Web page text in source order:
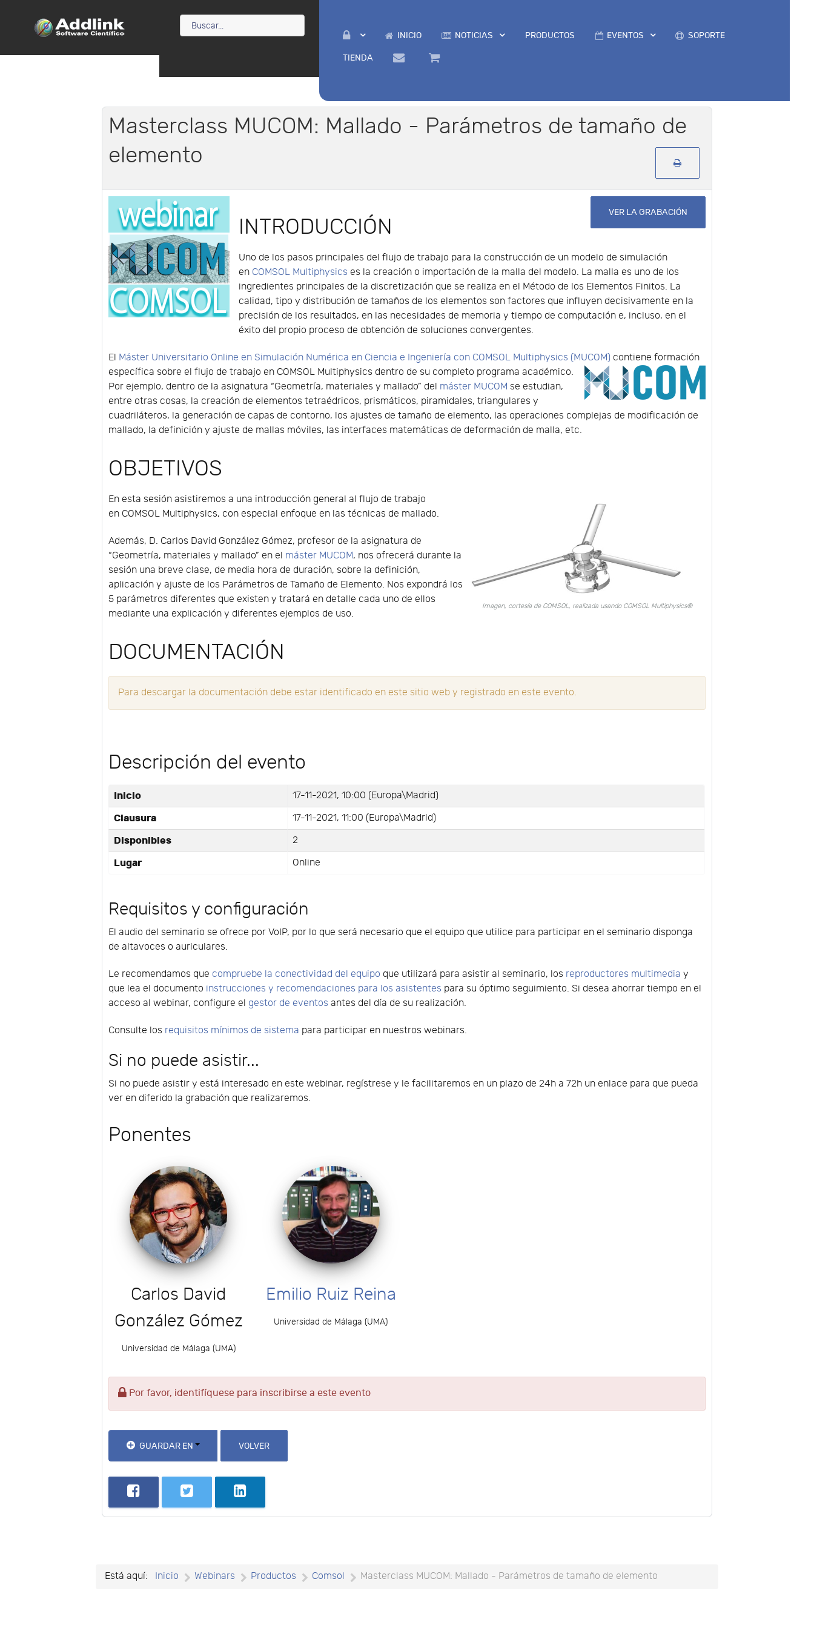
INICIO NOTICIAS PRODUCTOS EVENTOS SOPORTE
TIENDA
Masterclass MUCOM: Mallado - Parámetros de tamaño de
elemento
VER LA GRABACIÓN
INTRODUCCIÓN
Uno de los pasos principales del flujo de trabajo para la construcción de un modelo de simulación
en COMSOL Multiphysics es la creación o importación de la malla del modelo. La malla es uno de los
ingredientes principales de la discretización que se realiza en el Método de los Elementos Finitos. La
calidad, tipo y distribución de tamaños de los elementos son factores que influyen decisivamente en la
precisión de los resultados, en las necesidades de memoria y tiempo de computación e, incluso, en el
éxito del propio proceso de obtención de soluciones convergentes.
El Máster Universitario Online en Simulación Numérica en Ciencia e Ingeniería con COMSOL Multiphysics (MUCOM) contiene formación
específica sobre el flujo de trabajo en COMSOL Multiphysics dentro de su completo programa académico.
Por ejemplo, dentro de la asignatura “Geometría, materiales y mallado” del máster MUCOM se estudian,
entre otras cosas, la creación de elementos tetraédricos, prismáticos, piramidales, triangulares y
cuadriláteros, la generación de capas de contorno, los ajustes de tamaño de elemento, las operaciones complejas de modificación de
mallado, la definición y ajuste de mallas móviles, las interfaces matemáticas de deformación de malla, etc.
OBJETIVOS
Imagen, cortesía de COMSOL, realizada usando COMSOL Multiphysics®
En esta sesión asistiremos a una introducción general al flujo de trabajo
en COMSOL Multiphysics, con especial enfoque en las técnicas de mallado.
Además, D. Carlos David González Gómez, profesor de la asignatura de
“Geometría, materiales y mallado” en el máster MUCOM, nos ofrecerá durante la
sesión una breve clase, de media hora de duración, sobre la definición,
aplicación y ajuste de los Parámetros de Tamaño de Elemento. Nos expondrá los
5 parámetros diferentes que existen y tratará en detalle cada uno de ellos
mediante una explicación y diferentes ejemplos de uso.
DOCUMENTACIÓN
Para descargar la documentación debe estar identificado en este sitio web y registrado en este evento.
Descripción del evento
Inicio 17-11-2021, 10:00 (Europa\Madrid)
Clausura 17-11-2021, 11:00 (Europa\Madrid)
Disponibles 2
Lugar Online
Requisitos y configuración
El audio del seminario se ofrece por VoIP, por lo que será necesario que el equipo que utilice para participar en el seminario disponga
de altavoces o auriculares.
Le recomendamos que compruebe la conectividad del equipo que utilizará para asistir al seminario, los reproductores multimedia y
que lea el documento instrucciones y recomendaciones para los asistentes para su óptimo seguimiento. Si desea ahorrar tiempo en el
acceso al webinar, configure el gestor de eventos antes del día de su realización.
Consulte los requisitos mínimos de sistema para participar en nuestros webinars.
Si no puede asistir...
Si no puede asistir y está interesado en este webinar, regístrese y le facilitaremos en un plazo de 24h a 72h un enlace para que pueda
ver en diferido la grabación que realizaremos.
Ponentes
Carlos David
González Gómez
Universidad de Málaga (UMA)
Emilio Ruiz Reina
Universidad de Málaga (UMA)
Por favor, identifíquese para inscribirse a este evento
GUARDAR EN VOLVER
Está aquí: Inicio Webinars Productos Comsol Masterclass MUCOM: Mallado - Parámetros de tamaño de elemento